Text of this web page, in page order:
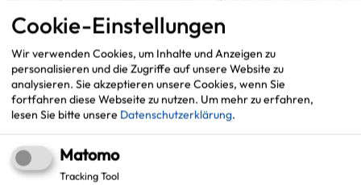
Cookie-Einstellungen
Wir verwenden Cookies, um Inhalte und Anzeigen zu
personalisieren und die Zugriffe auf unsere Website zu
analysieren. Sie akzeptieren unsere Cookies, wenn Sie
fortfahren diese Webseite zu nutzen. Um mehr zu erfahren,
lesen Sie bitte unsere Datenschutzerklärung.
Matomo
Tracking Tool